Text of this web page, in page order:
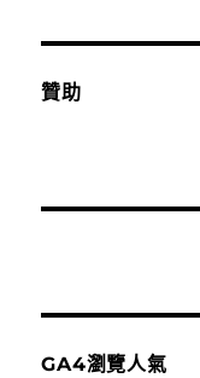
贊助
GA4瀏覽人氣